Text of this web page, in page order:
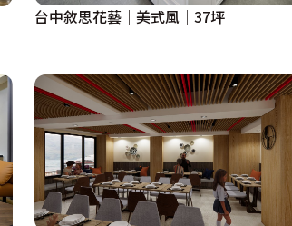
台中敘思花藝│美式風│37坪